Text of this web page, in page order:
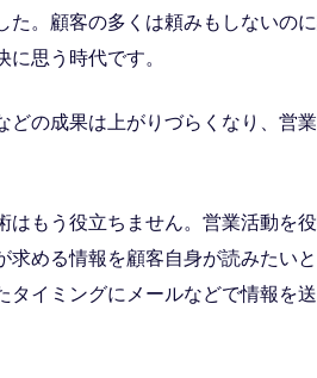
。顧客の多くは頼みもしないの
思う時代です。
どの成果は上がりづらくなり、営
はもう役立ちません。営業活動を
求める情報を顧客自身が読みたい
イミングにメールなどで情報を